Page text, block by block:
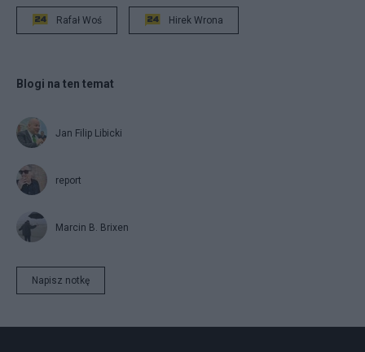
Rafał Woś Hirek Wrona
Blogi na ten temat
Jan Filip Libicki
report
Marcin B. Brixen
Napisz notkę